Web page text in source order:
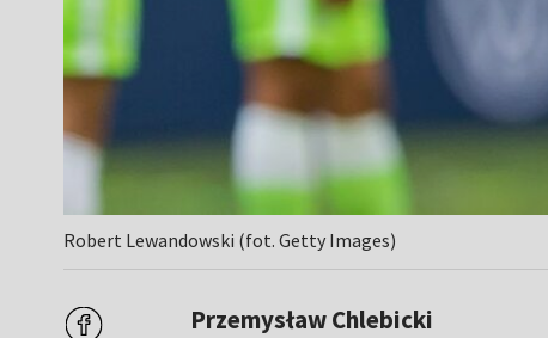
Robert Lewandowski (fot. Getty Images)
Przemysław Chlebicki